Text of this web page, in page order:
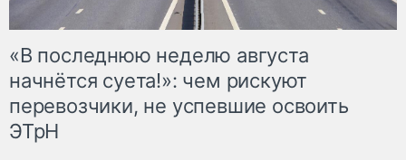
«В последнюю неделю августа
начнётся суета!»: чем рискуют
перевозчики, не успевшие освоить
ЭТрН